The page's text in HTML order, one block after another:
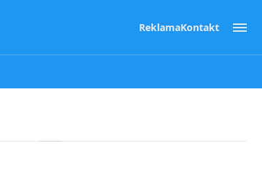
ReklamaKontakt